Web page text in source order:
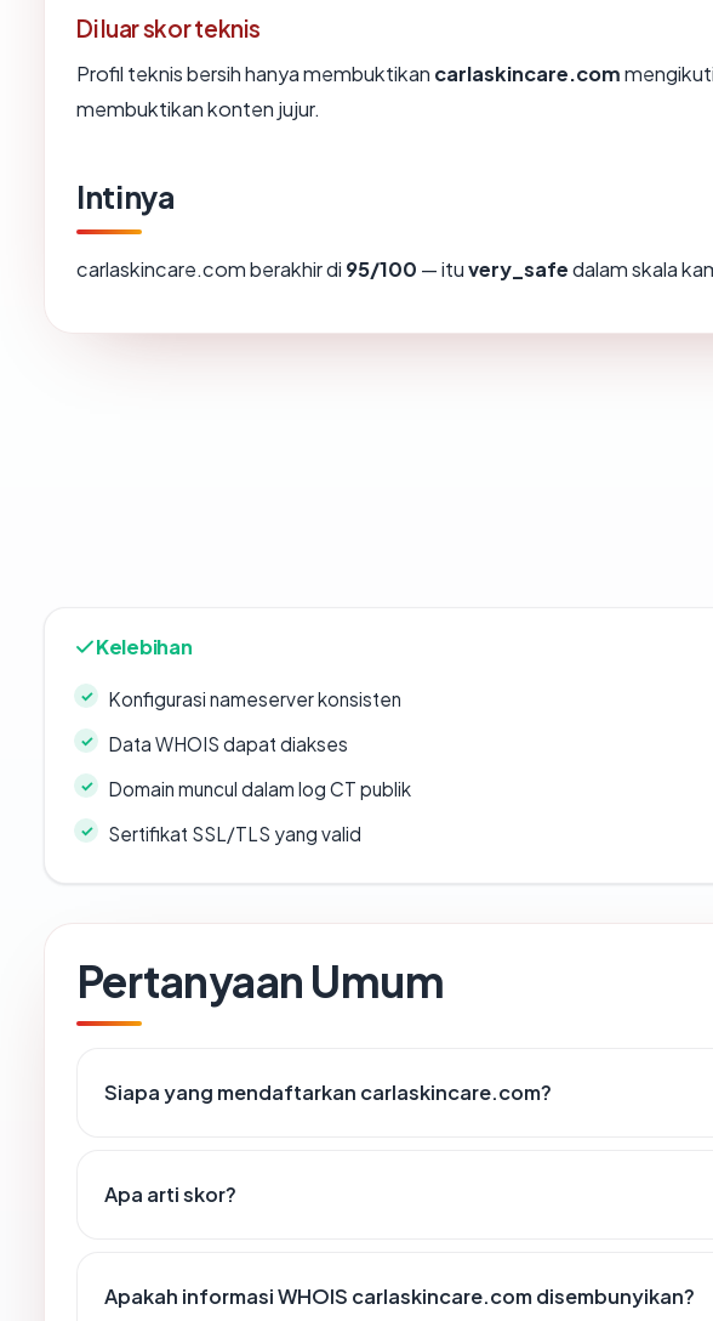
Di luar skor teknis
Profil teknis bersih hanya membuktikan carlaskincare.com
membuktikan konten jujur.
Intinya
carlaskincare.com berakhir di 95/100 — ituvery_safedalam skala
Kelebihan
Konfigurasi nameserver konsisten
Data WHOIS dapat diakses
Domain muncul dalam log CT publik
Sertifikat SSL/TLS yang valid
Pertanyaan Umum
Siapa yang mendaftarkan carlaskincare.com?
Apa arti skor?
Apakah informasi WHOIS carlaskincare.com disembunyikan?